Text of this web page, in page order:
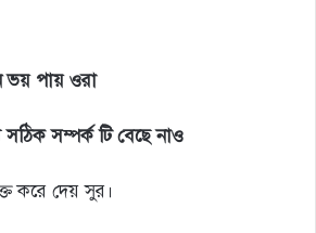
ভয় পায় ওরা
সম্পর্ক টি বেছে নাও
করে দেয় সুর।